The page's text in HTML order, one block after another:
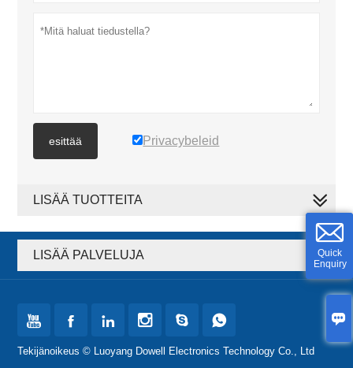

Quick
Enquiry
esittää Privacybeleid
LISÄÄ TUOTTEITA
LISÄÄ PALVELUJA
     
Tekijänoikeus © Luoyang Dowell Electronics Technology Co., Ltd